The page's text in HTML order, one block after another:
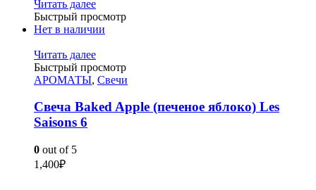
Читать далее
Быстрый просмотр
Нет в наличии
Читать далее
Быстрый просмотр
АРОМАТЫ, Свечи
Свеча Baked Apple (печеное яблоко) Les
Saisons 6
0 out of 5
1,400₽